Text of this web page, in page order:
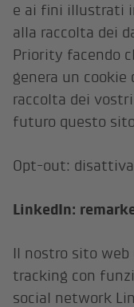
e ai fini illustrati
alla raccolta dei
Priority facendo
genera un
raccolta dei
futuro questo
Opt-out:
LinkedIn:
Il nostro sito
tracking con
social network